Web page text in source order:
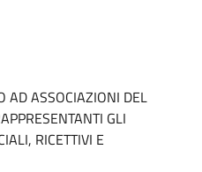
AD ASSOCIAZIONI DEL
GLI
RICETTIVI E